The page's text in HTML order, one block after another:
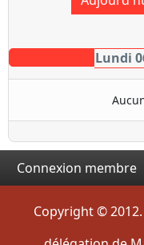
Lundi
Connexion membre
Copyright ©